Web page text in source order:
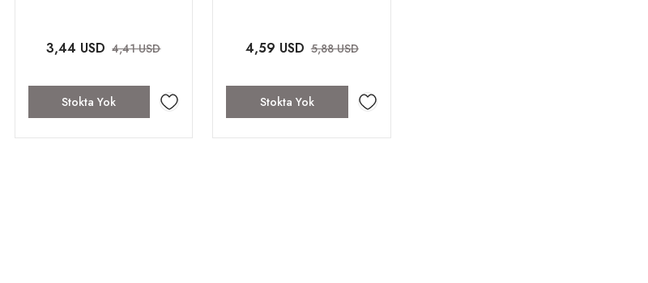
3,44 USD 4,41 USD
Stokta Yok
4,59 USD 5,88 USD
Stokta Yok